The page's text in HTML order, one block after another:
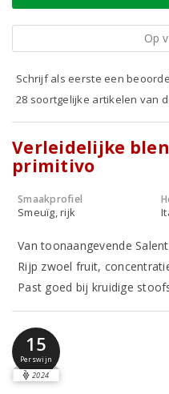
Op
Schrijf als eerste een
28 soortgelijke artikelen van
Verleidelijke
primitivo
Smaakprofiel
Smeuïg, rijk
Van toonaangevende
Rijp zwoel fruit,
Past goed bij kruidige
15
Perswijn
2024